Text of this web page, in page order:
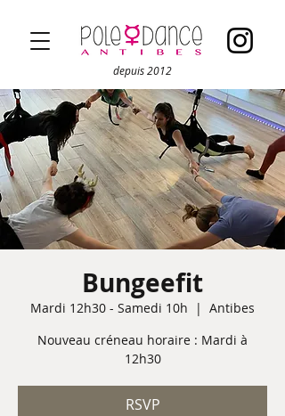
depuis 2012
Bungeefit
Mardi 12h30 - Samedi 10h
  |
Antibes
Nouveau créneau horaire : Mardi à
12h30
RSVP